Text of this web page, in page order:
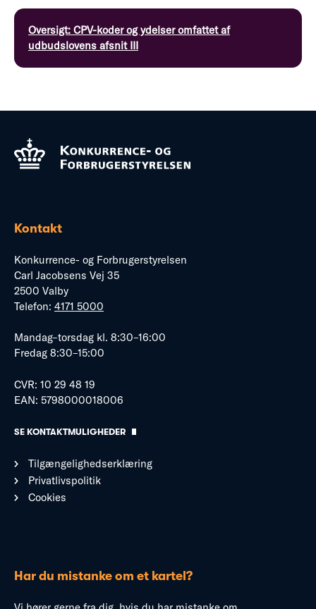
Oversigt: CPV-koder og ydelser omfattet af
udbudslovens afsnit III
Kontakt
Konkurrence- og Forbrugerstyrelsen
Carl Jacobsens Vej 35
2500 Valby
Telefon: 4171 5000
Mandag–torsdag kl. 8:30–16:00
Fredag 8:30–15:00
CVR: 10 29 48 19
EAN: 5798000018006
SE KONTAKTMULIGHEDER
Tilgængelighedserklæring
Privatlivspolitik
Cookies
Har du mistanke om et kartel?